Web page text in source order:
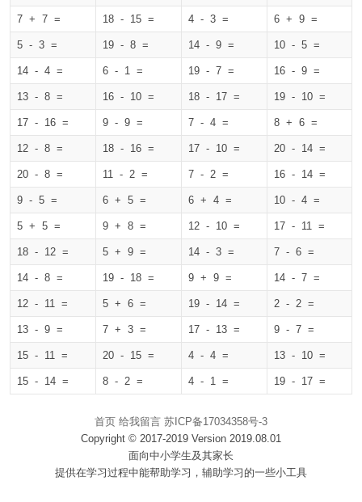
7 + 7 = 18 - 15 = 4 - 3 = 6 + 9 =
5 - 3 = 19 - 8 = 14 - 9 = 10 - 5 =
14 - 4 = 6 - 1 = 19 - 7 = 16 - 9 =
13 - 8 = 16 - 10 = 18 - 17 = 19 - 10 =
17 - 16 = 9 - 9 = 7 - 4 = 8 + 6 =
12 - 8 = 18 - 16 = 17 - 10 = 20 - 14 =
20 - 8 = 11 - 2 = 7 - 2 = 16 - 14 =
9 - 5 = 6 + 5 = 6 + 4 = 10 - 4 =
5 + 5 = 9 + 8 = 12 - 10 = 17 - 11 =
18 - 12 = 5 + 9 = 14 - 3 = 7 - 6 =
14 - 8 = 19 - 18 = 9 + 9 = 14 - 7 =
12 - 11 = 5 + 6 = 19 - 14 = 2 - 2 =
13 - 9 = 7 + 3 = 17 - 13 = 9 - 7 =
15 - 11 = 20 - 15 = 4 - 4 = 13 - 10 =
15 - 14 = 8 - 2 = 4 - 1 = 19 - 17 =
首页 给我留言 苏ICP备17034358号-3
Copyright © 2017-2019 Version 2019.08.01
面向中小学生及其家长
提供在学习过程中能帮助学习，辅助学习的一些小工具